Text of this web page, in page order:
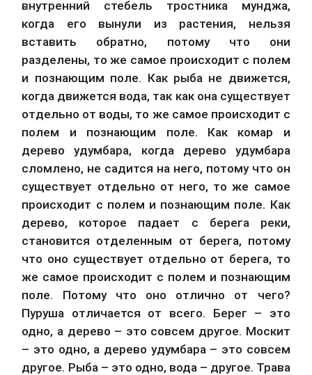
внутренний стебель тростника мунджа,
когда его вынули из растения, нельзя
вставить обратно, потому что они
разделены, то же самое происходит с полем
и познающим поле. Как рыба не движется,
когда движется вода, так как она существует
отдельно от воды, то же самое происходит с
полем и познающим поле. Как комар и
дерево удумбара, когда дерево удумбара
сломлено, не садится на него, потому что он
существует отдельно от него, то же самое
происходит с полем и познающим поле. Как
дерево, которое падает с берега реки,
становится отделенным от берега, потому
что оно существует отдельно от берега, то
же самое происходит с полем и познающим
поле. Потому что оно отлично от чего?
Пуруша отличается от всего. Берег – это
одно, а дерево – это совсем другое. Москит
– это одно, а дерево удумбара – это совсем
другое. Рыба – это одно, вода – другое. Трава